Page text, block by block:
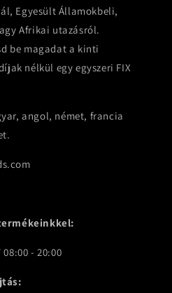
Egyesült Államokbeli,
Afrikai utazásról.
be magadat a kinti
nélkül egy egyszeri FIX
angol, német, francia
- 20:00